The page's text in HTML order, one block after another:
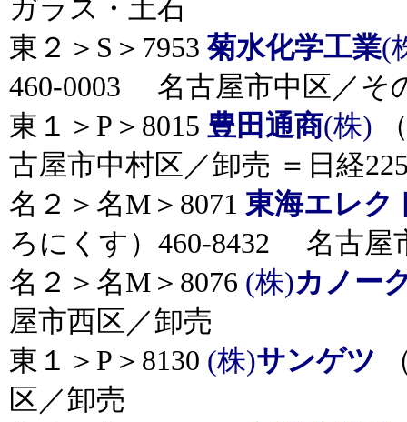
ガラス・土石
東２＞S＞7953 菊水化学工業(
460-0003 名古屋市中区／そ
東１＞P＞8015 豊田通商(株)
古屋市中村区／卸売 ＝日経
名２＞名M＞8071 東海エレク
ろにくす）460-8432 名古屋
名２＞名M＞8076 (株)カノー
屋市西区／卸売
東１＞P＞8130 (株)サンゲツ
区／卸売